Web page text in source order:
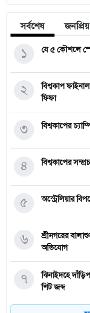
সর্বশেষ জনপ্রিয়
যে ৫ কৌশলে
১
বিশ্বকাপ
ফিফা
২
বিশ্বকাপের
৩
বিশ্বকাপের
৪
অস্ট্রেলিয়ার
৫
শ্রীনগরের
অভিযোগ
৬
ঝিনাইদহে
শিট জব্দ
৭